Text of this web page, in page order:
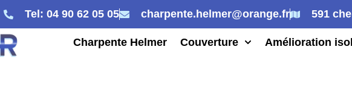
Tel: 04 90 62 05 05 charpente.helmer@orange.fr 591
Charpente Helmer Couverture Amélioration